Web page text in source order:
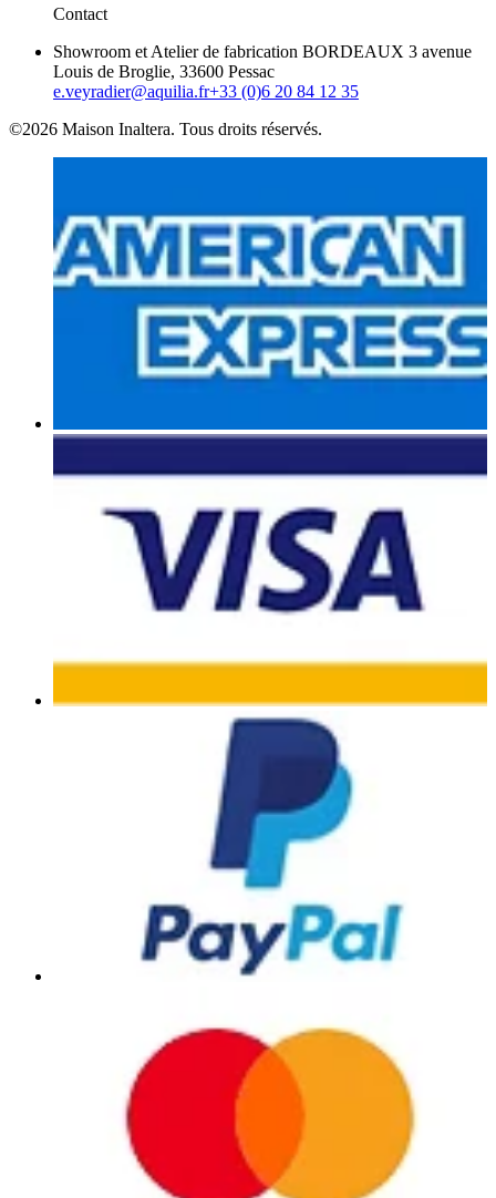
Contact
Showroom et Atelier de fabrication BORDEAUX 3 avenue
Louis de Broglie, 33600 Pessac
e.veyradier@aquilia.fr+33 (0)6 20 84 12 35
©2026 Maison Inaltera. Tous droits réservés.